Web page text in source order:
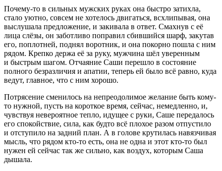
Почему-то в сильных мужских руках она быстро затихла,
стало уютно, совсем не хотелось двигаться, всхлипывая, она
выслушала предложение, и закивала в ответ. Смахнув с её
лица слёзы, он заботливо поправил сбившийся шарф, закутав
его, поплотней, поднял воротник, и она покорно пошла с ним
рядом. Крепко держа её за руку, мужчина шёл уверенным
и быстрым шагом. Отчаяние Саши перешло в состояние
полного безразличия и апатии, теперь ей было всё равно, куда
ведут, главное, что с ним хорошо.
Потрясение сменилось на непреодолимое желание быть кому-
то нужной, пусть на короткое время, сейчас, немедленно, и,
чувствуя невероятное тепло, идущее с руки, Саше передалось
его спокойствие, сила, как будто всё плохое разом отпустило
и отступило на задний план. А в голове крутилась навязчивая
мысль, что рядом кто-то есть, она не одна и этот кто-то был
нужен ей сейчас так же сильно, как воздух, которым Саша
дышала.